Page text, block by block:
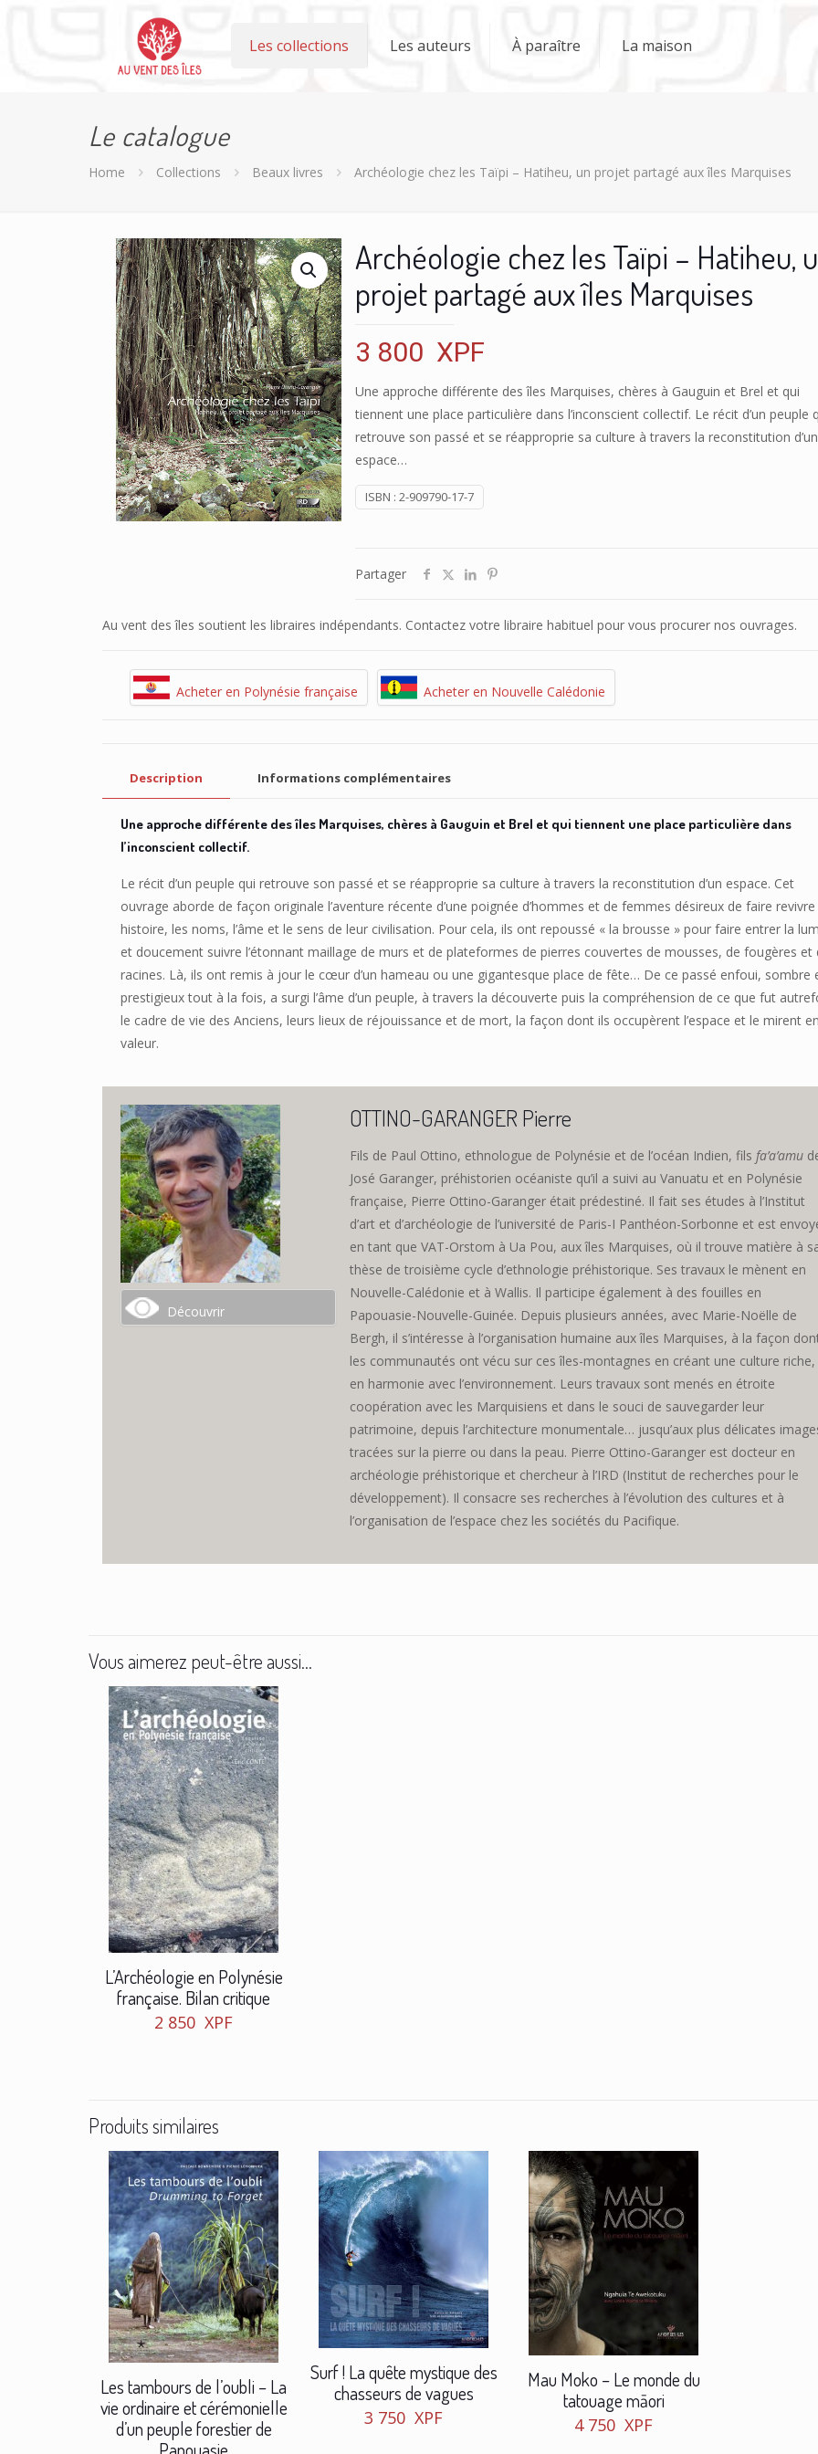
Les collections Les auteurs À paraître La maison
Le catalogue
Home Collections Beaux livres Archéologie chez les Taïpi – Hatiheu, un projet partagé aux îles Marquises
Archéologie chez les Taïpi – Hatiheu,
projet partagé aux îles Marquises
3 800 XPF
Une approche différente des îles Marquises, chères à Gauguin et Brel et qui
tiennent une place particulière dans l’inconscient collectif. Le récit d’un peuple
retrouve son passé et se réapproprie sa culture à travers la reconstitution d’un
espace…
ISBN :2-909790-17-7
Partager
Au vent des îles soutient les libraires indépendants. Contactez votre libraire habituel pour vous procurer nos ouvrages.
Acheter en Polynésie française Acheter en Nouvelle Calédonie
Description Informations complémentaires
Une approche différente des îles Marquises, chères à Gauguin et Brel et qui tiennent une place particulière dans
l’inconscient collectif.
Le récit d’un peuple qui retrouve son passé et se réapproprie sa culture à travers la reconstitution d’un espace. Cet
ouvrage aborde de façon originale l’aventure récente d’une poignée d’hommes et de femmes désireux de faire
histoire, les noms, l’âme et le sens de leur civilisation. Pour cela, ils ont repoussé « la brousse » pour faire entrer la
et doucement suivre l’étonnant maillage de murs et de plateformes de pierres couvertes de mousses, de fougères et
racines. Là, ils ont remis à jour le cœur d’un hameau ou une gigantesque place de fête… De ce passé enfoui, sombre
prestigieux tout à la fois, a surgi l’âme d’un peuple, à travers la découverte puis la compréhension de ce que fut
le cadre de vie des Anciens, leurs lieux de réjouissance et de mort, la façon dont ils occupèrent l’espace et le mirent en
valeur.
Découvrir
OTTINO-GARANGER Pierre
Fils de Paul Ottino, ethnologue de Polynésie et de l’océan Indien, fils fa’a’amu
José Garanger, préhistorien océaniste qu’il a suivi au Vanuatu et en Polynésie
française, Pierre Ottino-Garanger était prédestiné. Il fait ses études à l’Institut
d’art et d’archéologie de l’université de Paris-I Panthéon-Sorbonne et est
en tant que VAT-Orstom à Ua Pou, aux îles Marquises, où il trouve matière à
thèse de troisième cycle d’ethnologie préhistorique. Ses travaux le mènent en
Nouvelle-Calédonie et à Wallis. Il participe également à des fouilles en
Papouasie-Nouvelle-Guinée. Depuis plusieurs années, avec Marie-Noëlle de
Bergh, il s’intéresse à l’organisation humaine aux îles Marquises, à la façon
les communautés ont vécu sur ces îles-montagnes en créant une culture riche,
en harmonie avec l’environnement. Leurs travaux sont menés en étroite
coopération avec les Marquisiens et dans le souci de sauvegarder leur
patrimoine, depuis l’architecture monumentale… jusqu’aux plus délicates
tracées sur la pierre ou dans la peau. Pierre Ottino-Garanger est docteur en
archéologie préhistorique et chercheur à l’IRD (Institut de recherches pour le
développement). Il consacre ses recherches à l’évolution des cultures et à
l’organisation de l’espace chez les sociétés du Pacifique.
Vous aimerez peut-être aussi…
L’Archéologie en Polynésie
française. Bilan critique
2 850 XPF
Produits similaires
Les tambours de l’oubli – La
vie ordinaire et cérémonielle
d’un peuple forestier de
Surf ! La quête mystique des
chasseurs de vagues
3 750 XPF
Mau Moko – Le monde du
tatouage māori
4 750 XPF